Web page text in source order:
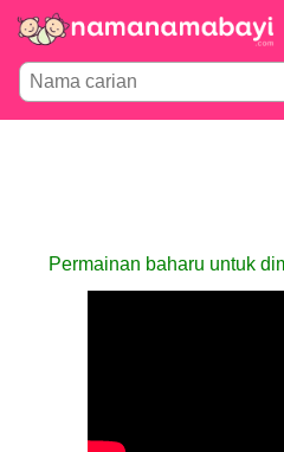
Permainan baharu untuk